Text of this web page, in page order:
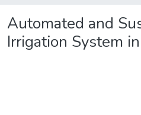
Automated and
Irrigation System